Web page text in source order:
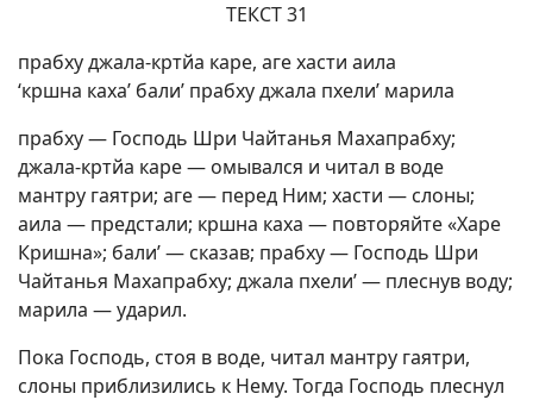
ТЕКСТ 31
прабху джала-кртйа каре, аге хасти аила
‘кршна каха’ бали’ прабху джала пхели’ марила
прабху — Господь Шри Чайтанья Махапрабху;
джала-кртйа каре — омывался и читал в воде
мантру гаятри; аге — перед Ним; хасти — слоны;
аила — предстали; кршна каха — повторяйте «Харе
Кришна»; бали’ — сказав; прабху — Господь Шри
Чайтанья Махапрабху; джала пхели’ — плеснув воду;
марила — ударил.
Пока Господь, стоя в воде, читал мантру гаятри,
слоны приблизились к Нему. Тогда Господь плеснул